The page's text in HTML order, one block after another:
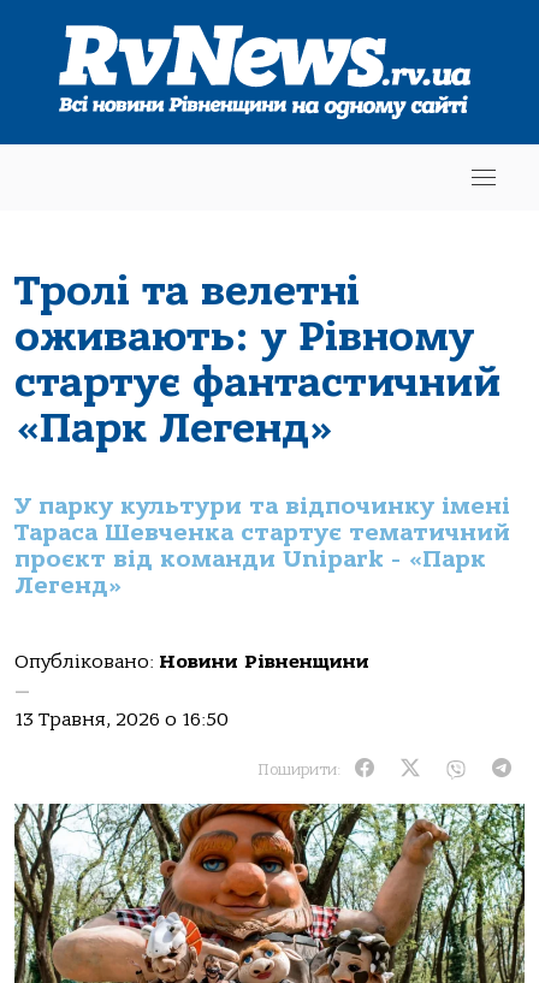
Тролі та велетні
оживають: у Рівному
стартує фантастичний
«Парк Легенд»
У парку культури та відпочинку імені
Тараса Шевченка стартує тематичний
проєкт від команди Unipark - «Парк
Легенд»
Опубліковано: Новини Рівненщини
—
13 Травня, 2026 о 16:50
Поширити: